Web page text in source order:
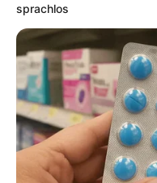
sprachlos